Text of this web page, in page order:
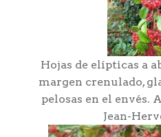
Hojas de elípticas a
margen crenulado,
pelosas en el envés.
Jean-